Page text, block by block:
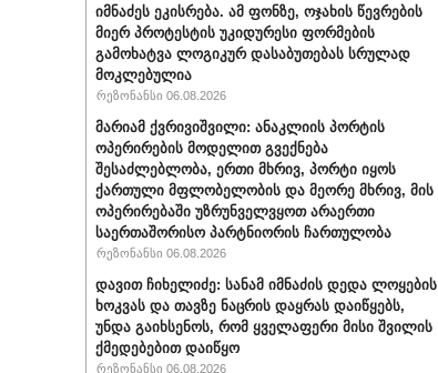
იმნაძეს ეკისრება. ამ ფონზე, ოჯახის წევრების
მიერ პროტესტის უკიდურესი ფორმების
გამოხატვა ლოგიკურ დასაბუთებას სრულად
მოკლებულია
რეზონანსი 06.08.2026
მარიამ ქვრივიშვილი: ანაკლიის პორტის
ოპერირების მოდელით გვექნება
შესაძლებლობა, ერთი მხრივ, პორტი იყოს
ქართული მფლობელობის და მეორე მხრივ, მის
ოპერირებაში უზრუნველვყოთ არაერთი
საერთაშორისო პარტნიორის ჩართულობა
რეზონანსი 06.08.2026
დავით ჩიხელიძე: სანამ იმნაძის დედა ლოყების
ხოკვას და თავზე ნაცრის დაყრას დაიწყებს,
უნდა გაიხსენოს, რომ ყველაფერი მისი შვილის
ქმედებებით დაიწყო
რეზონანსი 06.08.2026